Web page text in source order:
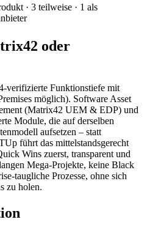
· 3 teilweise · 1 als
oder
verifizierte Funktionstiefe mit
möglich). Software Asset
(Matrix42 UEM & EDP) und
Module, die auf derselben
aufsetzen – statt
führt das mittelstandsgerecht
Wins zuerst, transparent und
Mega-Projekte, keine Black
taugliche Prozesse, ohne sich
zu holen.